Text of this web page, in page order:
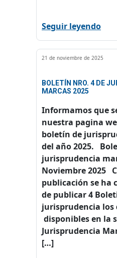
Seguir leyendo
21 de noviembre de 2025
BOLETÍN NRO. 4 DE
MARCAS 2025
Informamos que
nuestra pagina
boletín de
del año 2025.
jurisprudencia
Noviembre 2025
publicación se ha
de publicar 4
jurisprudencia los
disponibles en la
Jurisprudencia
[…]